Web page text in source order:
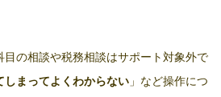
の相談や税務相談はサポート対象外で
しまってよくわからない 」など操作につ